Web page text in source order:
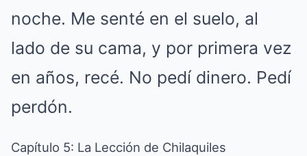
noche. Me senté en el suelo, al
lado de su cama, y por primera vez
en años, recé. No pedí dinero. Pedí
perdón.
Capítulo 5: La Lección de Chilaquiles